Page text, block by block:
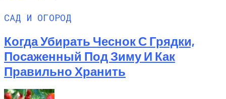
САД И ОГОРОД
Когда Убирать Чеснок С Грядки,
Посаженный Под Зиму И Как
Правильно Хранить